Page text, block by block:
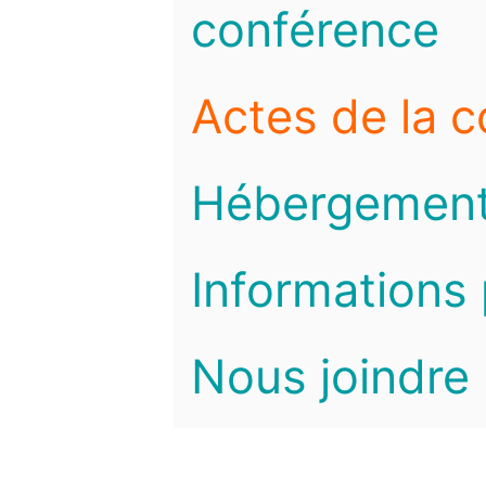
conférence
Actes de la
Informations
Nous joindre